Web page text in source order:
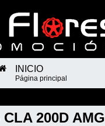
INICIO
Página principal
CLA 200D AMG